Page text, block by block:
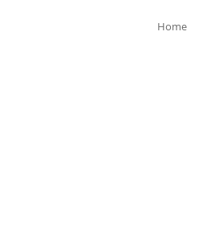
Home